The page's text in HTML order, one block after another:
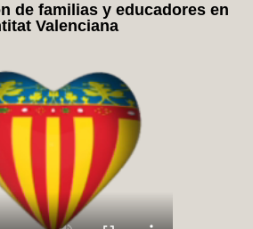
de familias y educadores en
Valenciana